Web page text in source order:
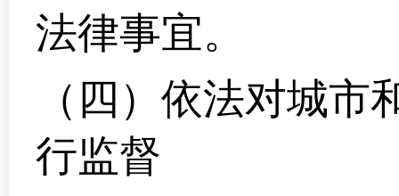
法律事宜。
（四）依法对城
行监督